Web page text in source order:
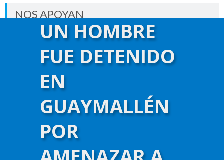
NOS APOYAN
UN HOMBRE
FUE DETENIDO
EN
GUAYMALLÉN
POR